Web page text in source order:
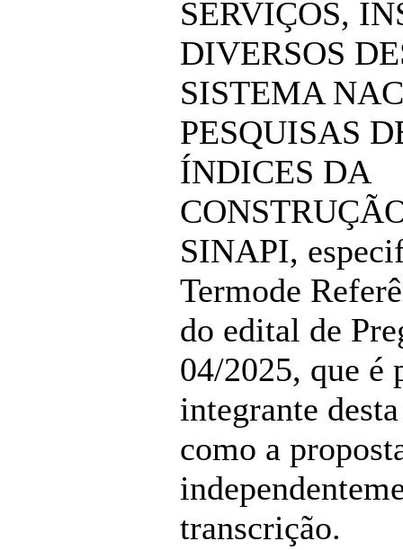
SERVIÇOS,
DIVERSOS
SISTEMA
PESQUISAS
ÍNDICES DA
SINAPI,
Termode
do edital de
04/2025, que é
integrante
como a
transcrição.